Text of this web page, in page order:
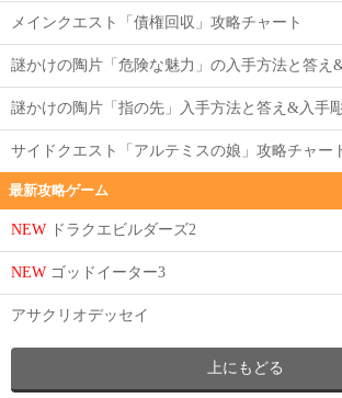
メインクエスト「債権回収」攻略チャート
謎かけの陶片「危険な魅力」の入手方法と答え
謎かけの陶片「指の先」入手方法と答え&入手
サイドクエスト「アルテミスの娘」攻略チャー
最新攻略ゲーム
NEW ドラクエビルダーズ2
NEW ゴッドイーター3
アサクリオデッセイ
上にもどる